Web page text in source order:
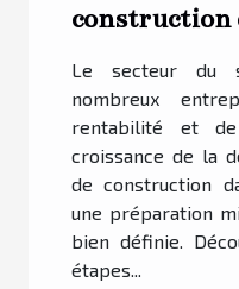
construction
Le secteur du
nombreux
rentabilité et
croissance de la
de construction
une préparation
bien définie.
étapes...